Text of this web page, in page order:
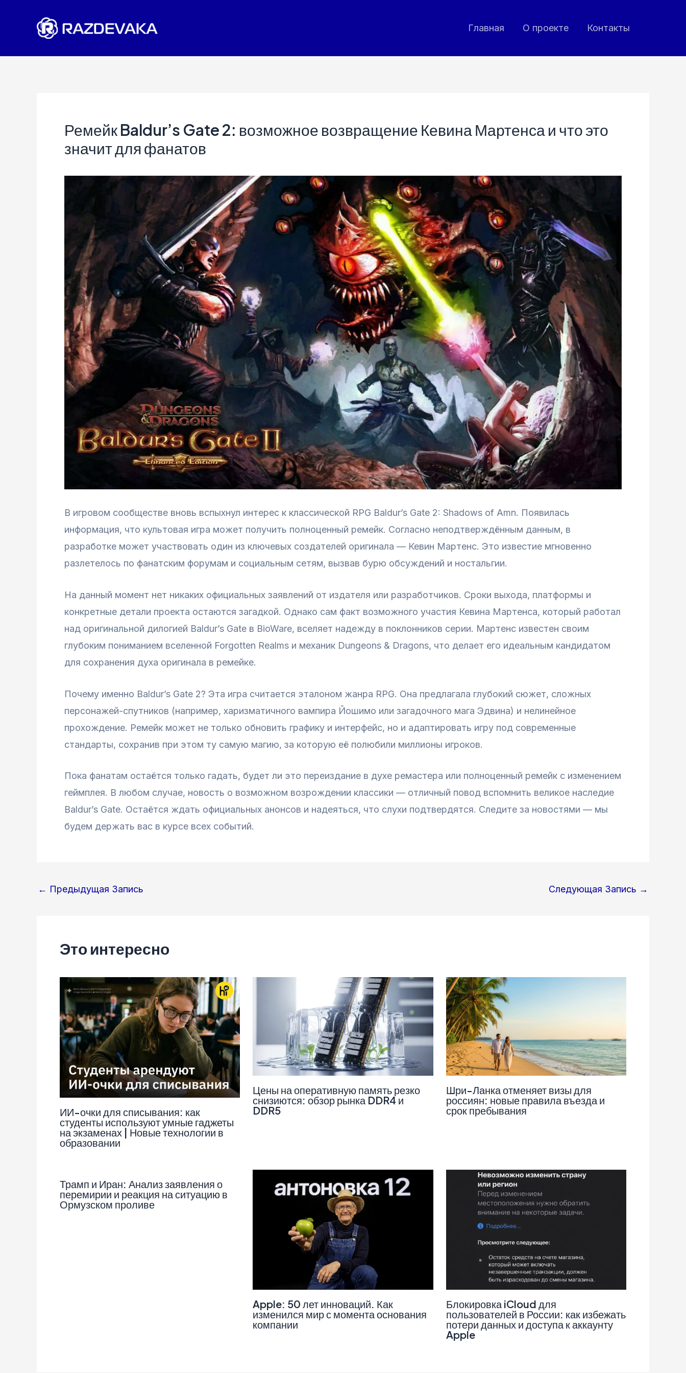
содержимому
Главная О проекте Контакты
Ремейк Baldur’s Gate 2: возможное возвращение Кевина Мартенса и что это
значит для фанатов
В игровом сообществе вновь вспыхнул интерес к классической RPG Baldur’s Gate 2: Shadows of Amn. Появилась
информация, что культовая игра может получить полноценный ремейк. Согласно неподтверждённым данным, в
разработке может участвовать один из ключевых создателей оригинала — Кевин Мартенс. Это известие мгновенно
разлетелось по фанатским форумам и социальным сетям, вызвав бурю обсуждений и ностальгии.
На данный момент нет никаких официальных заявлений от издателя или разработчиков. Сроки выхода, платформы и
конкретные детали проекта остаются загадкой. Однако сам факт возможного участия Кевина Мартенса, который работал
над оригинальной дилогией Baldur’s Gate в BioWare, вселяет надежду в поклонников серии. Мартенс известен своим
глубоким пониманием вселенной Forgotten Realms и механик Dungeons & Dragons, что делает его идеальным кандидатом
для сохранения духа оригинала в ремейке.
Почему именно Baldur’s Gate 2? Эта игра считается эталоном жанра RPG. Она предлагала глубокий сюжет, сложных
персонажей-спутников (например, харизматичного вампира Йошимо или загадочного мага Эдвина) и нелинейное
прохождение. Ремейк может не только обновить графику и интерфейс, но и адаптировать игру под современные
стандарты, сохранив при этом ту самую магию, за которую её полюбили миллионы игроков.
Пока фанатам остаётся только гадать, будет ли это переиздание в духе ремастера или полноценный ремейк с изменением
геймплея. В любом случае, новость о возможном возрождении классики — отличный повод вспомнить великое наследие
Baldur’s Gate. Остаётся ждать официальных анонсов и надеяться, что слухи подтвердятся. Следите за новостями — мы
будем держать вас в курсе всех событий.
Навигация
← Предыдущая Запись Следующая Запись →
Это интересно
ИИ-очки для списывания: как
студенты используют умные гаджеты
на экзаменах | Новые технологии в
образовании
Цены на оперативную память резко
снизиются: обзор рынка DDR4 и
DDR5
Шри-Ланка отменяет визы для
россиян: новые правила въезда и
срок пребывания
Трамп и Иран: Анализ заявления о
перемирии и реакция на ситуацию в
Ормузском проливе
Apple: 50 лет инноваций. Как
изменился мир с момента основания
компании
Блокировка iCloud для
пользователей в России: как избежать
потери данных и доступа к аккаунту
Apple